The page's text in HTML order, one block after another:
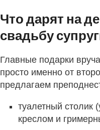
Что дарят на
свадьбу
Главные подарки
просто именно от
предлагаем
туалетный столик
креслом и